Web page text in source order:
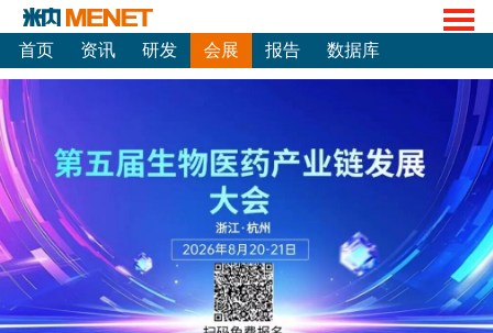
首页 资讯 研发 会展 报告 数据库